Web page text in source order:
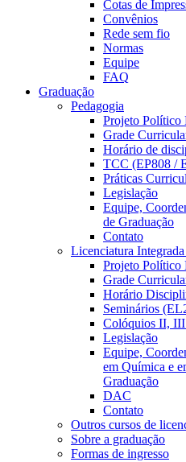
Cotas de
Convênios
Rede sem fio
Normas
Equipe
FAQ
Graduação
Pedagogia
Projeto Político
Grade
Horário de
TCC (EP808 /
Práticas
Legislação
Equipe,
de Graduação
Contato
Licenciatura
Projeto Político
Grade
Horário
Seminários
Colóquios II,
Legislação
Equipe,
em Química e
Graduação
DAC
Contato
Outros cursos de
Sobre a graduação
Formas de ingresso